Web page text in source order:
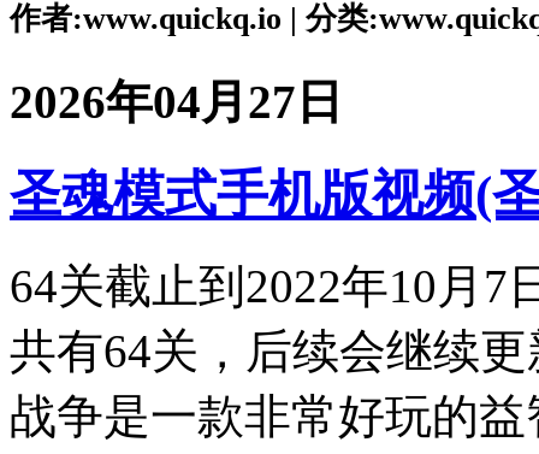
作者:www.quickq.io | 分类
2026年04月27日
圣魂模式手机版视频(
64关截止到2022年10月
共有64关，后续会继续
战争是一款非常好玩的